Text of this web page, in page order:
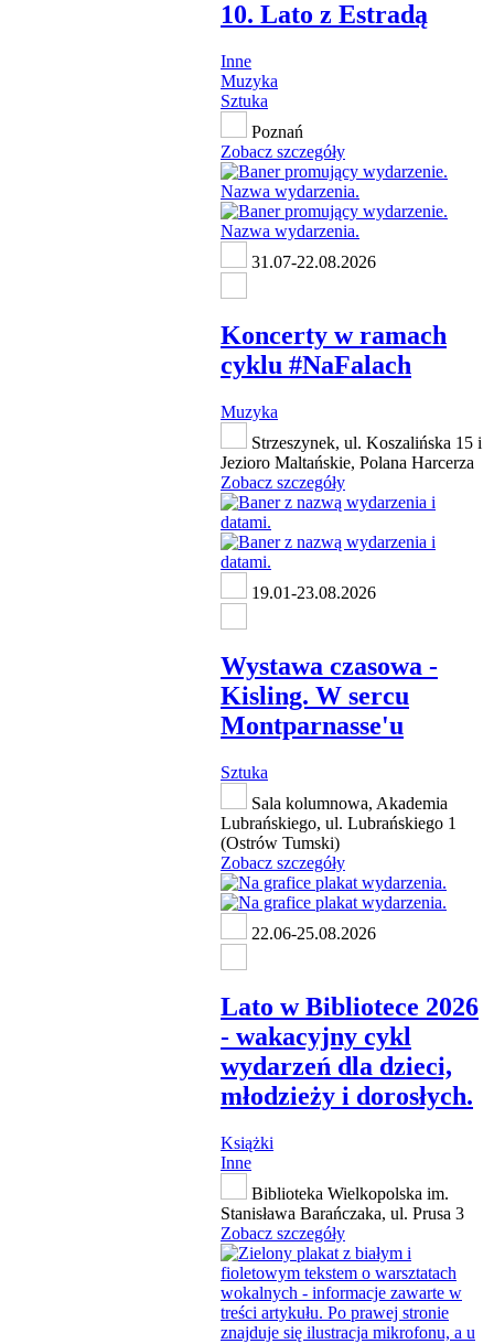
10. Lato z Estradą
Inne
Muzyka
Sztuka
Poznań
Zobacz szczegóły
31.07-22.08.2026
Koncerty w ramach
cyklu #NaFalach
Muzyka
Strzeszynek, ul. Koszalińska 15 i
Jezioro Maltańskie, Polana Harcerza
Zobacz szczegóły
19.01-23.08.2026
Wystawa czasowa -
Kisling. W sercu
Montparnasse'u
Sztuka
Sala kolumnowa, Akademia
Lubrańskiego, ul. Lubrańskiego 1
(Ostrów Tumski)
Zobacz szczegóły
22.06-25.08.2026
Lato w Bibliotece 2026
- wakacyjny cykl
wydarzeń dla dzieci,
młodzieży i dorosłych.
Książki
Inne
Biblioteka Wielkopolska im.
Stanisława Barańczaka, ul. Prusa 3
Zobacz szczegóły